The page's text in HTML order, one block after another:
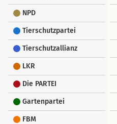
NPD
Tierschutzpartei
Tierschutzallianz
LKR
Die PARTEI
Gartenpartei
FBM